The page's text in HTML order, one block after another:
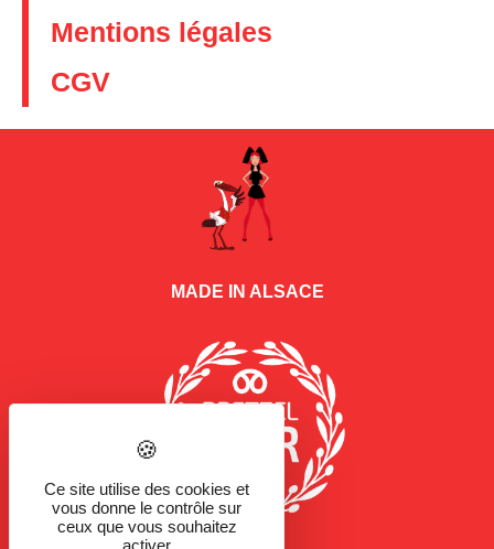
Mentions légales
CGV
MADE IN ALSACE
Ce site utilise des cookies et
vous donne le contrôle sur
ceux que vous souhaitez
activer